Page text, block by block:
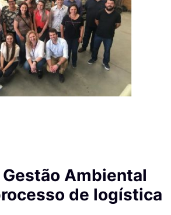
Ambiental
de logística